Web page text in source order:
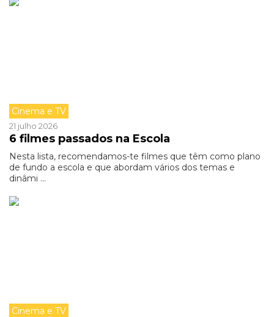
Cinema e TV
21 julho 2026
6 filmes passados na Escola
Nesta lista, recomendamos-te filmes que têm como plano
de fundo a escola e que abordam vários dos temas e
dinâmi ...
Cinema e TV